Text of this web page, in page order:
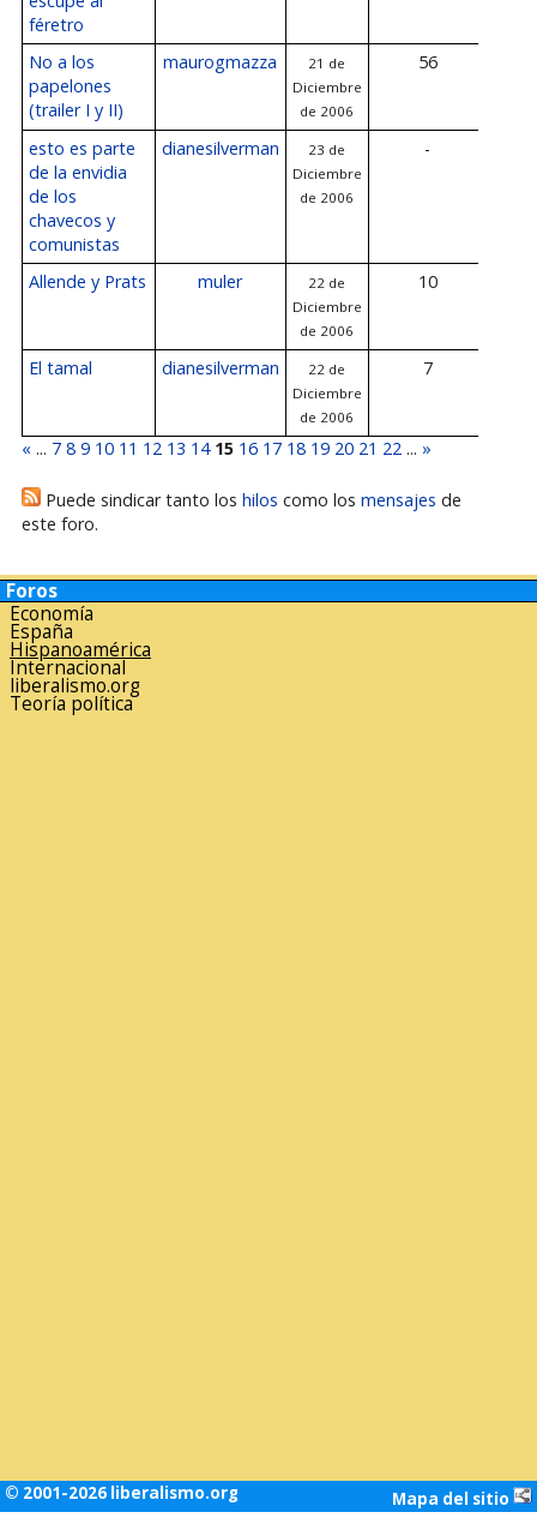
féretro
No a los
papelones
(trailer I y II)
maurogmazza
21 de
Diciembre
de 2006
56
esto es parte
de la envidia
de los
chavecos y
comunistas
dianesilverman
23 de
Diciembre
de 2006
-
Allende y Prats muler
22 de
Diciembre
de 2006
10
El tamal dianesilverman
22 de
Diciembre
de 2006
7
« ... 7 8 9 10 11 12 13 14 15 16 17 18 19 20 21 22... »
Puede sindicar tanto los hilos como los mensajes de
este foro.
Foros
Economía
España
Hispanoamérica
Internacional
liberalismo.org
Teoría política
© 2001-2026 liberalismo.org Mapa del sitio